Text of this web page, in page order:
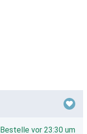
Bestelle vor 23:30 um